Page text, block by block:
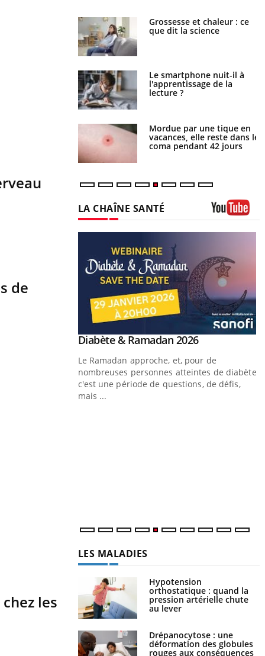
de
les
pourrait-il freiner
du cancer ?
Grossesse et chaleur : ce
que dit la science
Le smartphone nuit-il à
l'apprentissage de la
lecture ?
Mordue par une tique en
vacances, elle reste dans le
coma pendant 42 jours
LA CHAÎNE SANTÉ
Youtube